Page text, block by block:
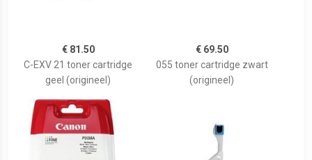
€ 81.50
C-EXV 21 toner cartridge
geel (origineel)
€ 69.50
055 toner cartridge zwart
(origineel)